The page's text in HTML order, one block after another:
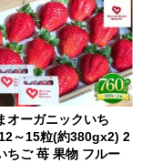
オーガニックいち
～15粒(約380gx2) 2
ちご 苺 果物 フルー